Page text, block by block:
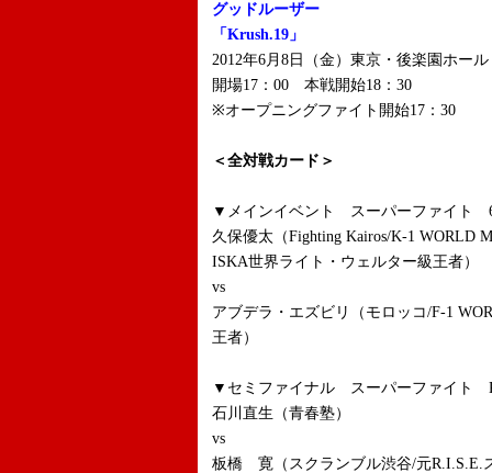
グッドルーザー
「Krush.19」
2012年6月8日（金）東京・後楽園ホール
開場17：00 本戦開始18：30
※オープニングファイト開始17：30
＜全対戦カード＞
▼メインイベント スーパーファイト
久保優太（Fighting Kairos/K-1 WORLD
ISKA世界ライト・ウェルター級王者）
vs
アブデラ・エズビリ（モロッコ/F-1
王者）
▼セミファイナル スーパーファイト
石川直生（青春塾）
vs
板橋 寛（スクランブル渋谷/元R.I.S.E.